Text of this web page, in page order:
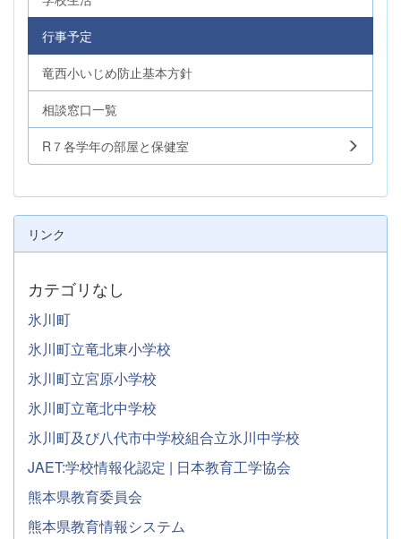
行事予定
竜西小いじめ防止基本方針
相談窓口一覧
R７各学年の部屋と保健室
リンク
カテゴリなし
氷川町
氷川町立竜北東小学校
氷川町立宮原小学校
氷川町立竜北中学校
氷川町及び八代市中学校組合立氷川中学校
JAET:学校情報化認定 | 日本教育工学協会
熊本県教育委員会
熊本県教育情報システム